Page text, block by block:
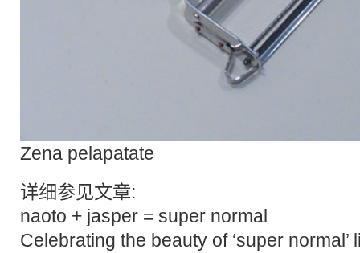
Zena pelapatate
详细参见文章:
naoto + jasper = super normal
Celebrating the beauty of ‘super normal’